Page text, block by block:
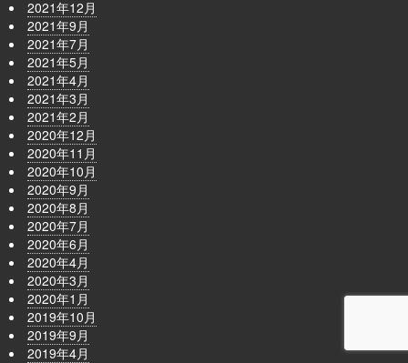
2021年12月
2021年9月
2021年7月
2021年5月
2021年4月
2021年3月
2021年2月
2020年12月
2020年11月
2020年10月
2020年9月
2020年8月
2020年7月
2020年6月
2020年4月
2020年3月
2020年1月
2019年10月
2019年9月
2019年4月